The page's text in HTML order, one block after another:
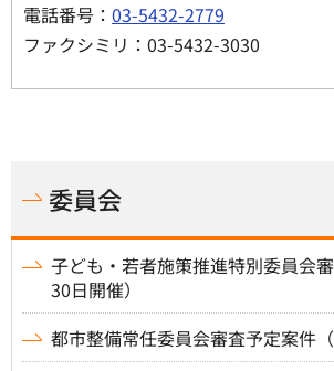
電話番号： 03-5432-2779
ファクシミリ：03-5432-3030
委員会
子ども・若者施策推進特別委員会
30日開催）
都市整備常任委員会審査予定案件（